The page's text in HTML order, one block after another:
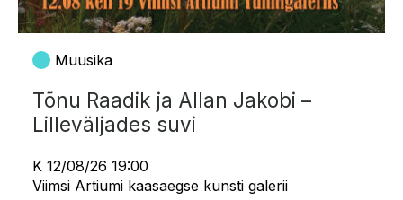
Muusika
Tõnu Raadik ja Allan Jakobi –
Lilleväljades suvi
K 12/08/26 19:00
Viimsi Artiumi kaasaegse kunsti galerii